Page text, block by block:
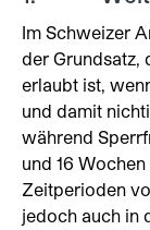
Im Schweizer
der Grundsatz,
erlaubt ist,
und damit
während
und 16
Zeitperioden
jedoch auch in